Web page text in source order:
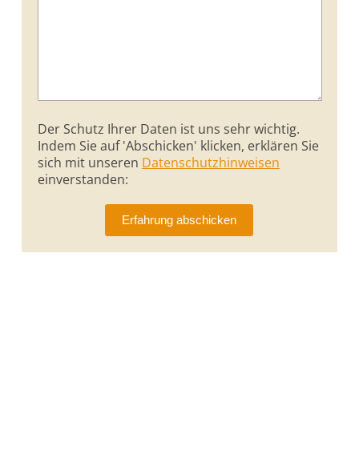
Der Schutz Ihrer Daten ist uns sehr wichtig.
Indem Sie auf 'Abschicken' klicken, erklären Sie
sich mit unseren Datenschutzhinweisen
einverstanden: